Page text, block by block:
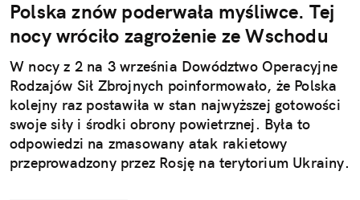
Polska znów poderwała myśliwce. Tej
nocy wróciło zagrożenie ze Wschodu
W nocy z 2 na 3 września Dowództwo Operacyjne
Rodzajów Sił Zbrojnych poinformowało, że Polska
kolejny raz postawiła w stan najwyższej gotowości
swoje siły i środki obrony powietrznej. Była to
odpowiedzi na zmasowany atak rakietowy
przeprowadzony przez Rosję na terytorium Ukrainy.